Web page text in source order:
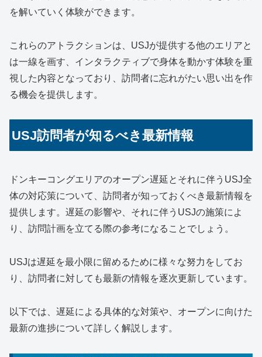
を解いていく体験ができます。
これらのアトラクションは、USJが提供する他のエリアと
は一線を画す、インタラクティブで身体を動かす体験を重
視した内容となっており、訪問者に忘れがたい思い出を作
る機会を提供します。
USJ訪問者が知るべき最新情報
ドンキーコングエリアのオープン遅延とそれに伴うUSJ全
体の対応策について、訪問者が知っておくべき最新情報を
提供します。遅延の影響や、それに伴うUSJの施策によ
り、訪問計画を立てる際の参考になることでしょう。
USJは遅延を最小限に留めるために様々な努力をしてお
り、訪問者に対しても最新の情報を逐次更新しています。
以下では、遅延による具体的な対策や、オープンに向けた
最新の進捗について詳しく解説します。